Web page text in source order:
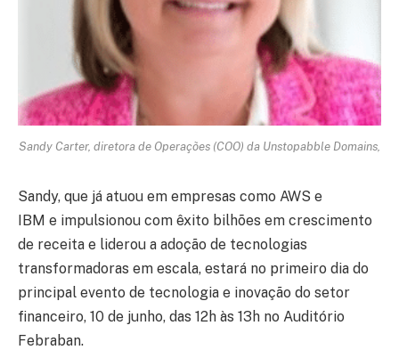
Sandy Carter, diretora de Operações (COO) da Unstopabble Domains,
Sandy, que já atuou em empresas como AWS e
IBM e impulsionou com êxito bilhões em crescimento
de receita e liderou a adoção de tecnologias
transformadoras em escala, estará no primeiro dia do
principal evento de tecnologia e inovação do setor
financeiro, 10 de junho, das 12h às 13h no Auditório
Febraban.